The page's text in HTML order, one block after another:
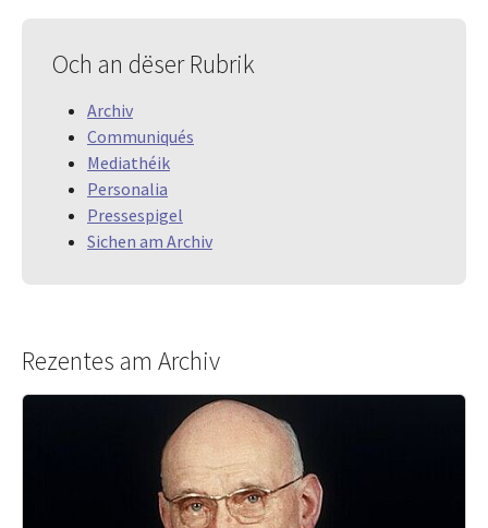
Och an dëser Rubrik
Archiv
Communiqués
Mediathéik
Personalia
Pressespigel
Sichen am Archiv
Rezentes am Archiv